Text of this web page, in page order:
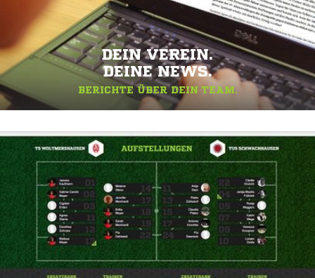
DEIN VEREIN.
DEINE NEWS.
BERICHTE ÜBER DEIN TEAM.